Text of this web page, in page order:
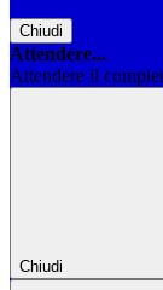
Chiudi
Attendere...
Attendere il
Chiudi